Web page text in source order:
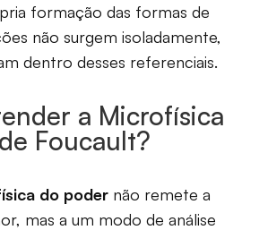
formação das formas de
não surgem isoladamente,
dentro desses referenciais.
a Microfísica
Foucault?
do poder não remete a
mas a um modo de análise